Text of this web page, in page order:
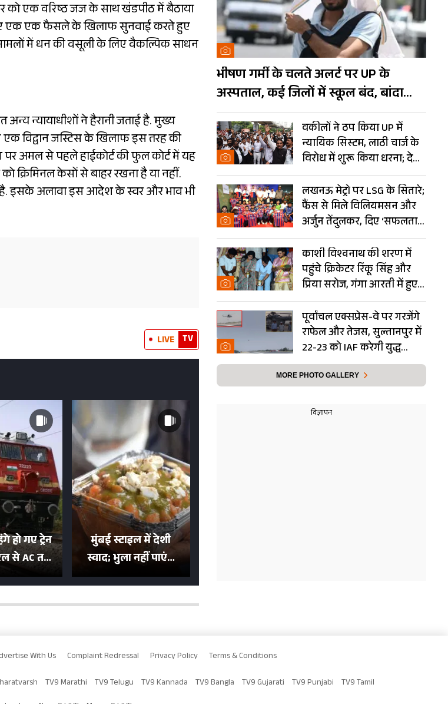
को एक वरिष्ठ जज के साथ खंडपीठ में बैठाया
एक एक फैसले के खिलाफ सुनवाई करते हुए
में धन की वसूली के लिए वैकल्पिक साधन
न्यायाधीशों ने हैरानी जताई है. मुख्य
एक विद्वान जस्टिस के खिलाफ इस तरह की
पर अमल से पहले हाईकोर्ट की फुल कोर्ट में यह
क्रिमिनल केसों से बाहर रखना है या नहीं.
है. इसके अलावा इस आदेश के स्वर और भाव भी
LIVE TV
हो गए ट्रेन
से AC तक
दिल्ली
मुंबई स्टाइल में देशी
स्वाद; भुला नहीं पाएंगे
मुल्तानी छोले-पाव का
भीषण गर्मी के चलते अलर्ट पर UP के
अस्पताल, कई जिलों में स्कूल बंद, बांदा
दुनिया का तीसरा सबसे गर्म शहर
वकीलों ने ठप किया UP में
न्यायिक सिस्टम, लाठी चार्ज के
विरोध में शुरू किया धरना; देखें
Photos
लखनऊ मेट्रो पर LSG के सितारे;
फैंस से मिले विलियमसन और
अर्जुन तेंदुलकर, दिए ‘सफलता
के मंत्र’- PHOTOS
काशी विश्वनाथ की शरण में
पहुंचे क्रिकेटर रिंकू सिंह और
प्रिया सरोज, गंगा आरती में हुए
शामिल- Photos
पूर्वांचल एक्सप्रेस-वे पर गरजेंगे
राफेल और तेजस, सुल्तानपुर में
22-23 को IAF करेगी युद्ध
अभ्यास
MORE PHOTO GALLERY
With Us Complaint Redressal Privacy Policy Terms & Conditions
TV9 Marathi TV9 Telugu TV9 Kannada TV9 Bangla TV9 Gujarati TV9 Punjabi TV9 Tamil